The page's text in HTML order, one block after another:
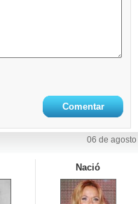
06 de agosto
Nació